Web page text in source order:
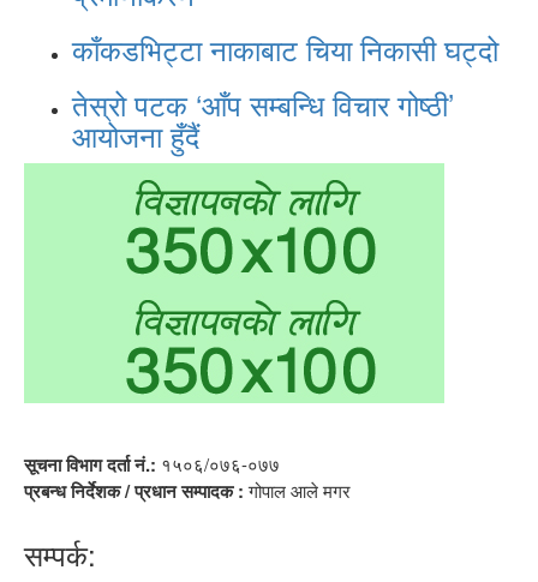
काँकडभिट्टा नाकाबाट चिया निकासी घट्दो
तेस्रो पटक ‘आँप सम्बन्धि विचार गोष्ठी’
आयोजना हुँदैं
सूचना विभाग दर्ता नं.: १५०६/०७६-०७७
प्रबन्ध निर्देशक / प्रधान सम्पादक :गोपाल आले मगर
सम्पर्क: